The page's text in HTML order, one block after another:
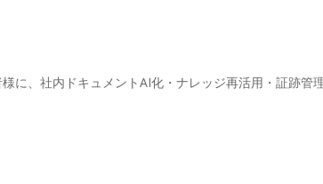
に、社内ドキュメントAI化・ナレッジ再活用・証跡管